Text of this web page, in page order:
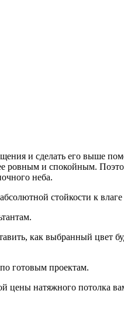
и сделать его выше
ровным и спокойным.
неба.
стойкости к
как выбранный цвет
готовым проектам.
цены натяжного потолка